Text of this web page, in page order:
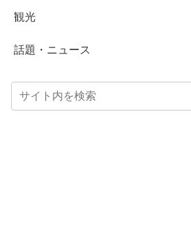
観光
話題・ニュース